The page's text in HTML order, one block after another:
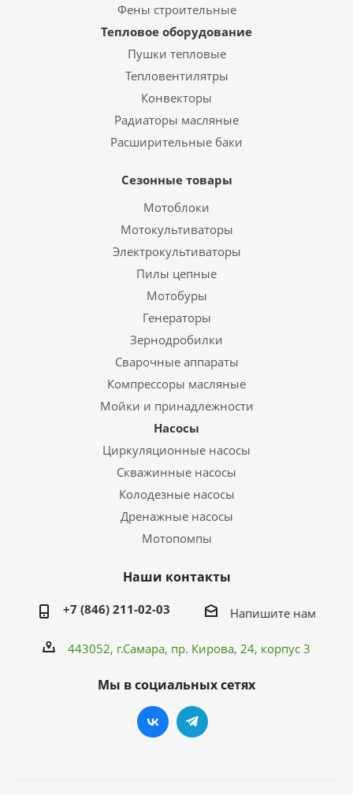
Фены строительные
Тепловое оборудование
Пушки тепловые
Тепловентилятры
Конвекторы
Радиаторы масляные
Расширительные баки
Сезонные товары
Мотоблоки
Мотокультиваторы
Электрокультиваторы
Пилы цепные
Мотобуры
Генераторы
Зернодробилки
Сварочные аппараты
Компрессоры масляные
Мойки и принадлежности
Насосы
Циркуляционные насосы
Скважинные насосы
Колодезные насосы
Дренажные насосы
Мотопомпы
Наши контакты
+7 (846) 211-02-03 Напишите нам
443052, г.Самара, пр. Кирова, 24, корпус 3
Мы в социальных сетях